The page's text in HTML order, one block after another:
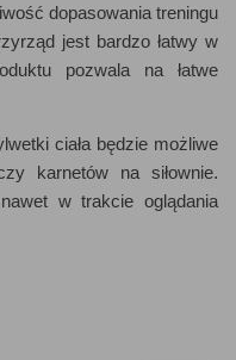
dopasowania treningu
jest bardzo łatwy w
pozwala na łatwe
ciała będzie możliwe
karnetów na siłownie.
w trakcie oglądania